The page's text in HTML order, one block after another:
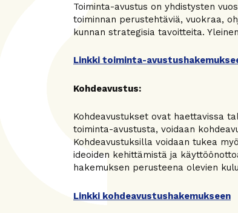
Toiminta-avustus on yhdistysten
toiminnan perustehtäviä, vuokraa,
kunnan strategisia tavoitteita.
Linkki toiminta-
Kohdeavustus:
Kohdeavustukset ovat haettavissa
toiminta-avustusta, voidaan
Kohdeavustuksilla voidaan tukea
ideoiden kehittämistä ja
hakemuksen perusteena olevien
Linkki kohdeavustushakemukseen